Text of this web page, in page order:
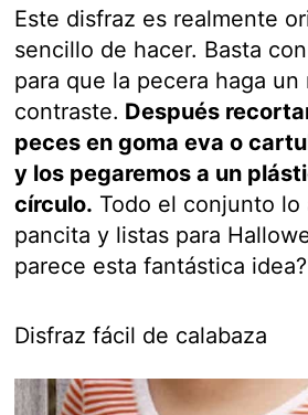
Este disfraz es realmente
sencillo de hacer. Basta
para que la pecera haga un
contraste. Después
peces en goma eva o
y los pegaremos a un
círculo. Todo el conjunto lo
pancita y listas para
parece esta fantástica idea?
Disfraz fácil de calabaza